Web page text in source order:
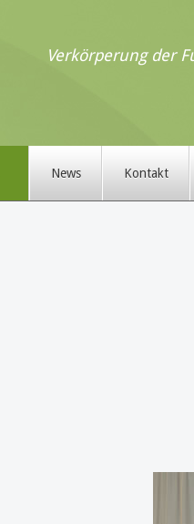
Verkörperung der
News Kontakt